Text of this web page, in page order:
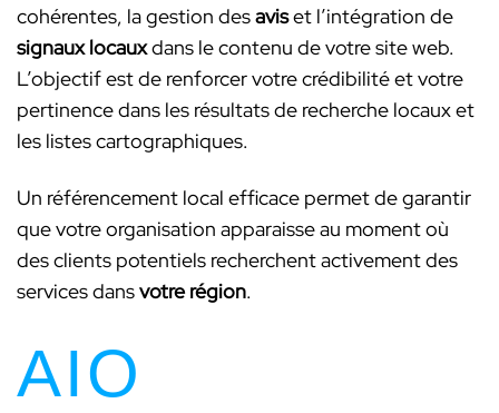
cohérentes, la gestion desaviset l’intégration de
signaux locauxdans le contenu de votre site web.
L’objectif est de renforcer votre crédibilité et votre
pertinence dans les résultats de recherche locaux et
les listes cartographiques.
Un référencement local efficace permet de garantir
que votre organisation apparaisse au moment où
des clients potentiels recherchent activement des
services dansvotre région.
AIO